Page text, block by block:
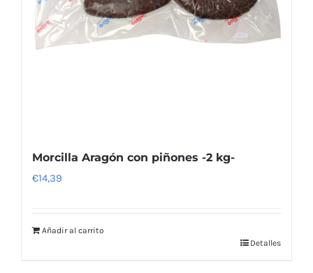
Morcilla Aragón con piñones -2 kg-
€14,39
Añadir al carrito
Detalles